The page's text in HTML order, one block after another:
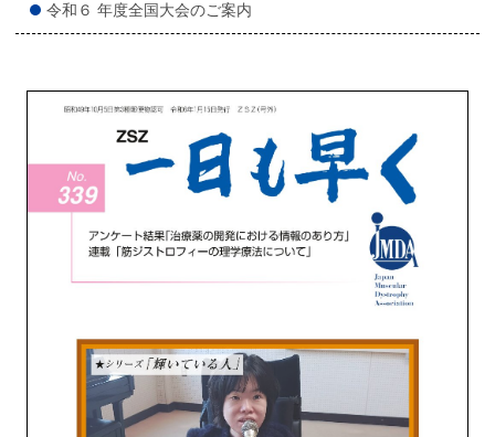
令和６ 年度全国大会のご案内